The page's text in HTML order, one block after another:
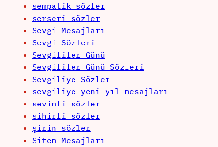
sempatik sözler
serseri sözler
Sevgi Mesajları
Sevgi Sözleri
Sevgililer Günü
Sevgililer Günü Sözleri
Sevgiliye Sözler
sevgiliye yeni yıl mesajları
sevimli sözler
sihirli sözler
şirin sözler
Sitem Mesajları